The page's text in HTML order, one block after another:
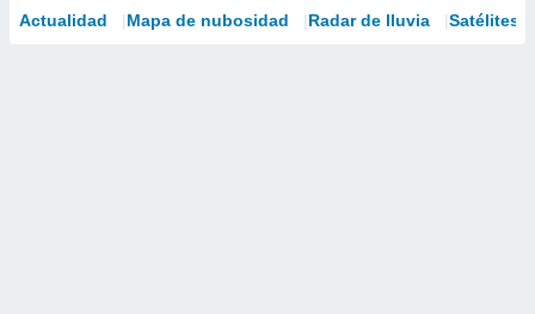
Actualidad Mapa de nubosidad Radar de lluvia Satélites